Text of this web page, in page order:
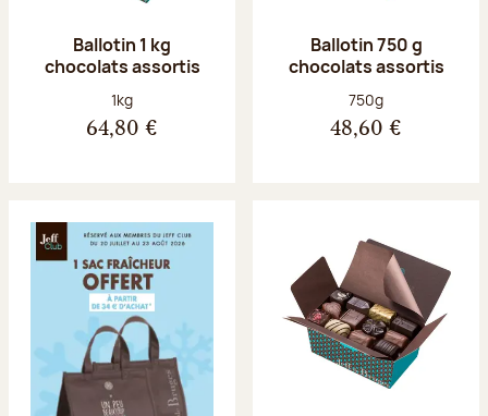
Ballotin 1 kg
chocolats assortis
Poids net :
1kg
64,80 €
Ballotin 750 g
chocolats assortis
Poids net :
750g
48,60 €